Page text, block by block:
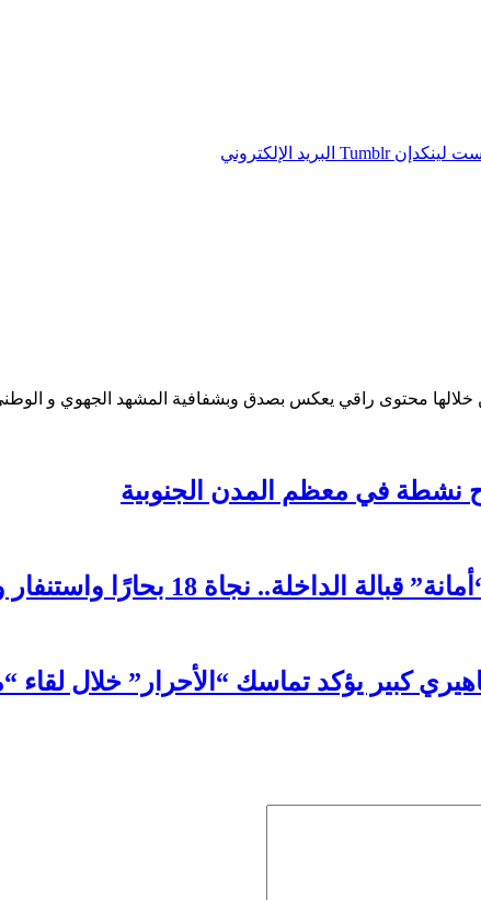
لينكدإن Tumblr البريد الإلكتروني
خلالها محتوى راقي يعكس بصدق وبشفافية المشهد الجهوي و
نشطة في معظم المدن الجنوبية
نجاة 18 بحارًا واستنفار واسع لكشف ملابسات الحادث
كبير يؤكد تماسك “الأحرار” خلال